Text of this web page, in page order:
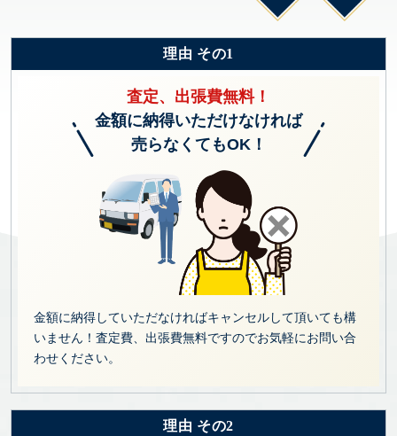
理由 その1
査定、出張費無料！
金額に納得いただけなければ
売らなくてもOK！
金額に納得していただなければキャンセルして頂いても構
いません！査定費、出張費無料ですのでお気軽にお問い合
わせください。
理由 その2